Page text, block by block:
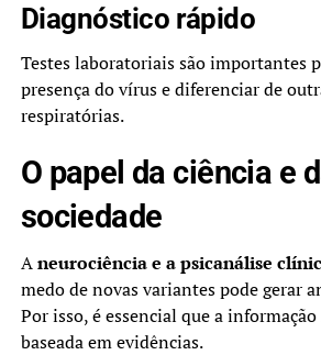
Diagnóstico rápido
Testes laboratoriais são importantes
presença do vírus e diferenciar de
respiratórias.
O papel da ciência e
sociedade
Aneurociência e a psicanálise
medo de novas variantes pode gerar
Por isso, é essencial que a informação
baseada em evidências.